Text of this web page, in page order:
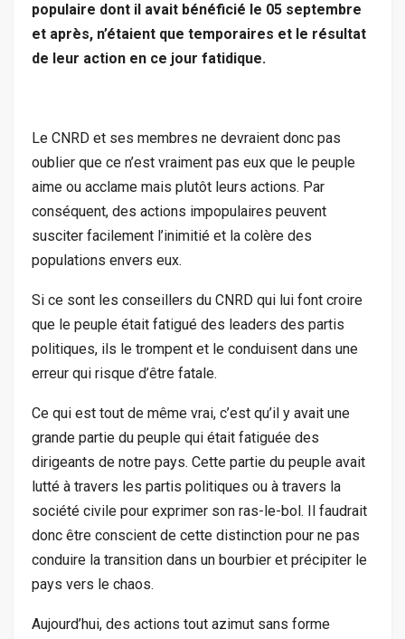
populaire dont il avait bénéficié le 05 septembre
et après, n’étaient que temporaires et le résultat
de leur action en ce jour fatidique.
Le CNRD et ses membres ne devraient donc pas
oublier que ce n’est vraiment pas eux que le peuple
aime ou acclame mais plutôt leurs actions. Par
conséquent, des actions impopulaires peuvent
susciter facilement l’inimitié et la colère des
populations envers eux.
Si ce sont les conseillers du CNRD qui lui font croire
que le peuple était fatigué des leaders des partis
politiques, ils le trompent et le conduisent dans une
erreur qui risque d’être fatale.
Ce qui est tout de même vrai, c’est qu’il y avait une
grande partie du peuple qui était fatiguée des
dirigeants de notre pays. Cette partie du peuple avait
lutté à travers les partis politiques ou à travers la
société civile pour exprimer son ras-le-bol. Il faudrait
donc être conscient de cette distinction pour ne pas
conduire la transition dans un bourbier et précipiter le
pays vers le chaos.
Aujourd’hui, des actions tout azimut sans forme